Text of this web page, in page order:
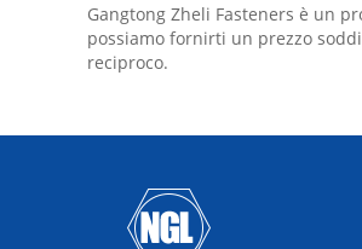
Gangtong Zheli Fasteners è un
possiamo fornirti un prezzo
reciproco.